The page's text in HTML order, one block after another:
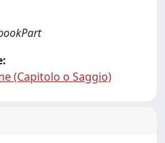
(Capitolo o Saggio)